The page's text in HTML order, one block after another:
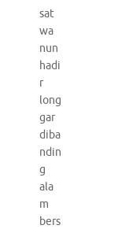
sat
wa
nun
hadi
r
long
gar
diba
ndin
g
ala
m
bers